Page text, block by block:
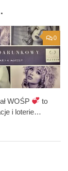
0
WOŚP
to
i loterie…